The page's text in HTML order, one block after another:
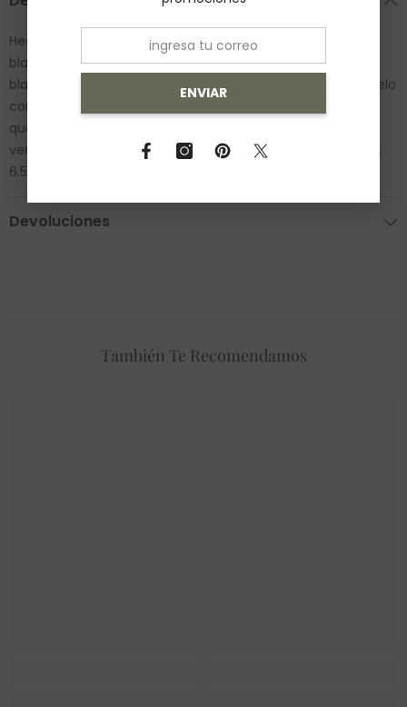
Hecho en oro amarillo con una zirconia redonda de color
blanca al centro, y pequeñas zirconias redondas de color
blancas a los costados, diseño delgado pero hermoso, lúcelo
con cualquier outfit de tu preferencia, montura baja para
que la piedra central no sobresalga demasiado, esto hace
ver el anillo sencillo, pero sin dejar de ser elegante. Medida:
6.5 Peso: 2.2 gramos. SKU: 0642-1S-3190-22
Devoluciones
También Te Recomendamos
ENVIAR